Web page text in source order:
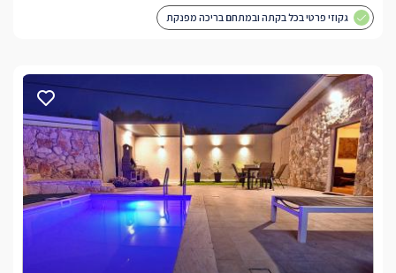
גקוזי פרטי בכל בקתה ובמתחם בריכה מפנקת